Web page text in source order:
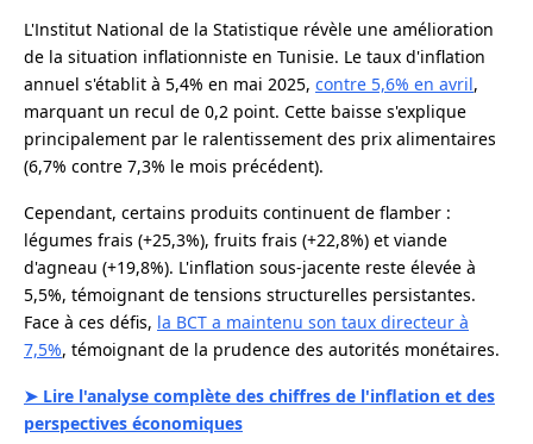
L'Institut National de la Statistique révèle une amélioration
de la situation inflationniste en Tunisie. Le taux d'inflation
annuel s'établit à 5,4% en mai 2025, contre 5,6% en avril,
marquant un recul de 0,2 point. Cette baisse s'explique
principalement par le ralentissement des prix alimentaires
(6,7% contre 7,3% le mois précédent).
Cependant, certains produits continuent de flamber :
légumes frais (+25,3%), fruits frais (+22,8%) et viande
d'agneau (+19,8%). L'inflation sous-jacente reste élevée à
5,5%, témoignant de tensions structurelles persistantes.
Face à ces défis, la BCT a maintenu son taux directeur à
7,5%, témoignant de la prudence des autorités monétaires.
➤ Lire l'analyse complète des chiffres de l'inflation et des
perspectives économiques